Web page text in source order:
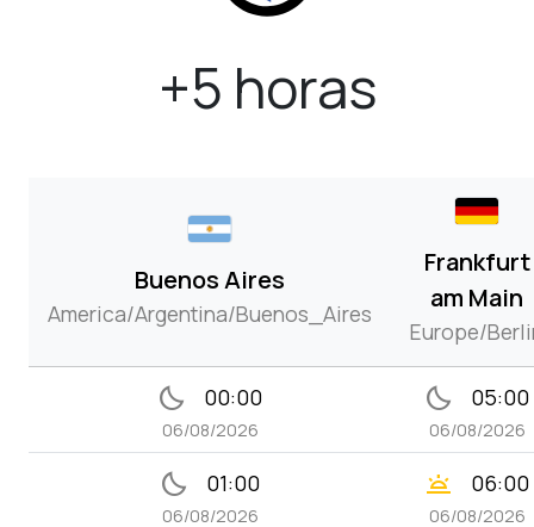
+5 horas
Buenos Aires
America/Argentina/Buenos_Aires
Frankfurt
am Main
Europe/
bedtime 00:00
06/08/2026
bedtime 05:00
06/08/2026
bedtime 01:00
06/08/2026
wb_twilight 06:00
06/08/2026